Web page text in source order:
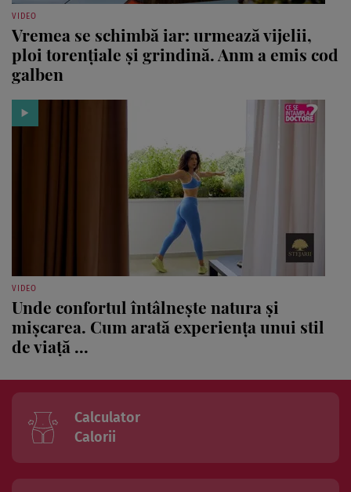
VIDEO
Vremea se schimbă iar: urmează vijelii,
ploi torențiale și grindină. Anm a emis cod
galben
VIDEO
Unde confortul întâlnește natura și
mișcarea. Cum arată experiența unui stil
de viață ...
Calculator
Calorii